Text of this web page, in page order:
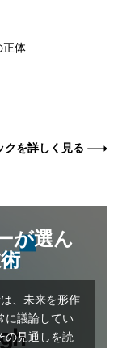
正体
クを詳しく見る
が選ん
、未来を形作
に議論してい
の見通しを読